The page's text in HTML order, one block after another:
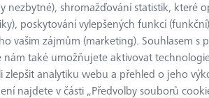
SPOJOVACÍ
Spoj - bez
000000-0481-226
nezbytné), shromažďování statistik, které
poskytování vylepšených funkcí
vašim zájmům (marketing). Souhlasem s
také umožňujete aktivovat
analytiku webu a přehled o jeho
najdete v části „Předvolby souborů